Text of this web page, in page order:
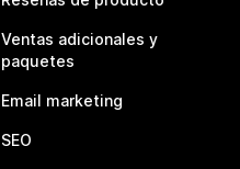
Ventas adicionales y
paquetes
Email marketing
SEO